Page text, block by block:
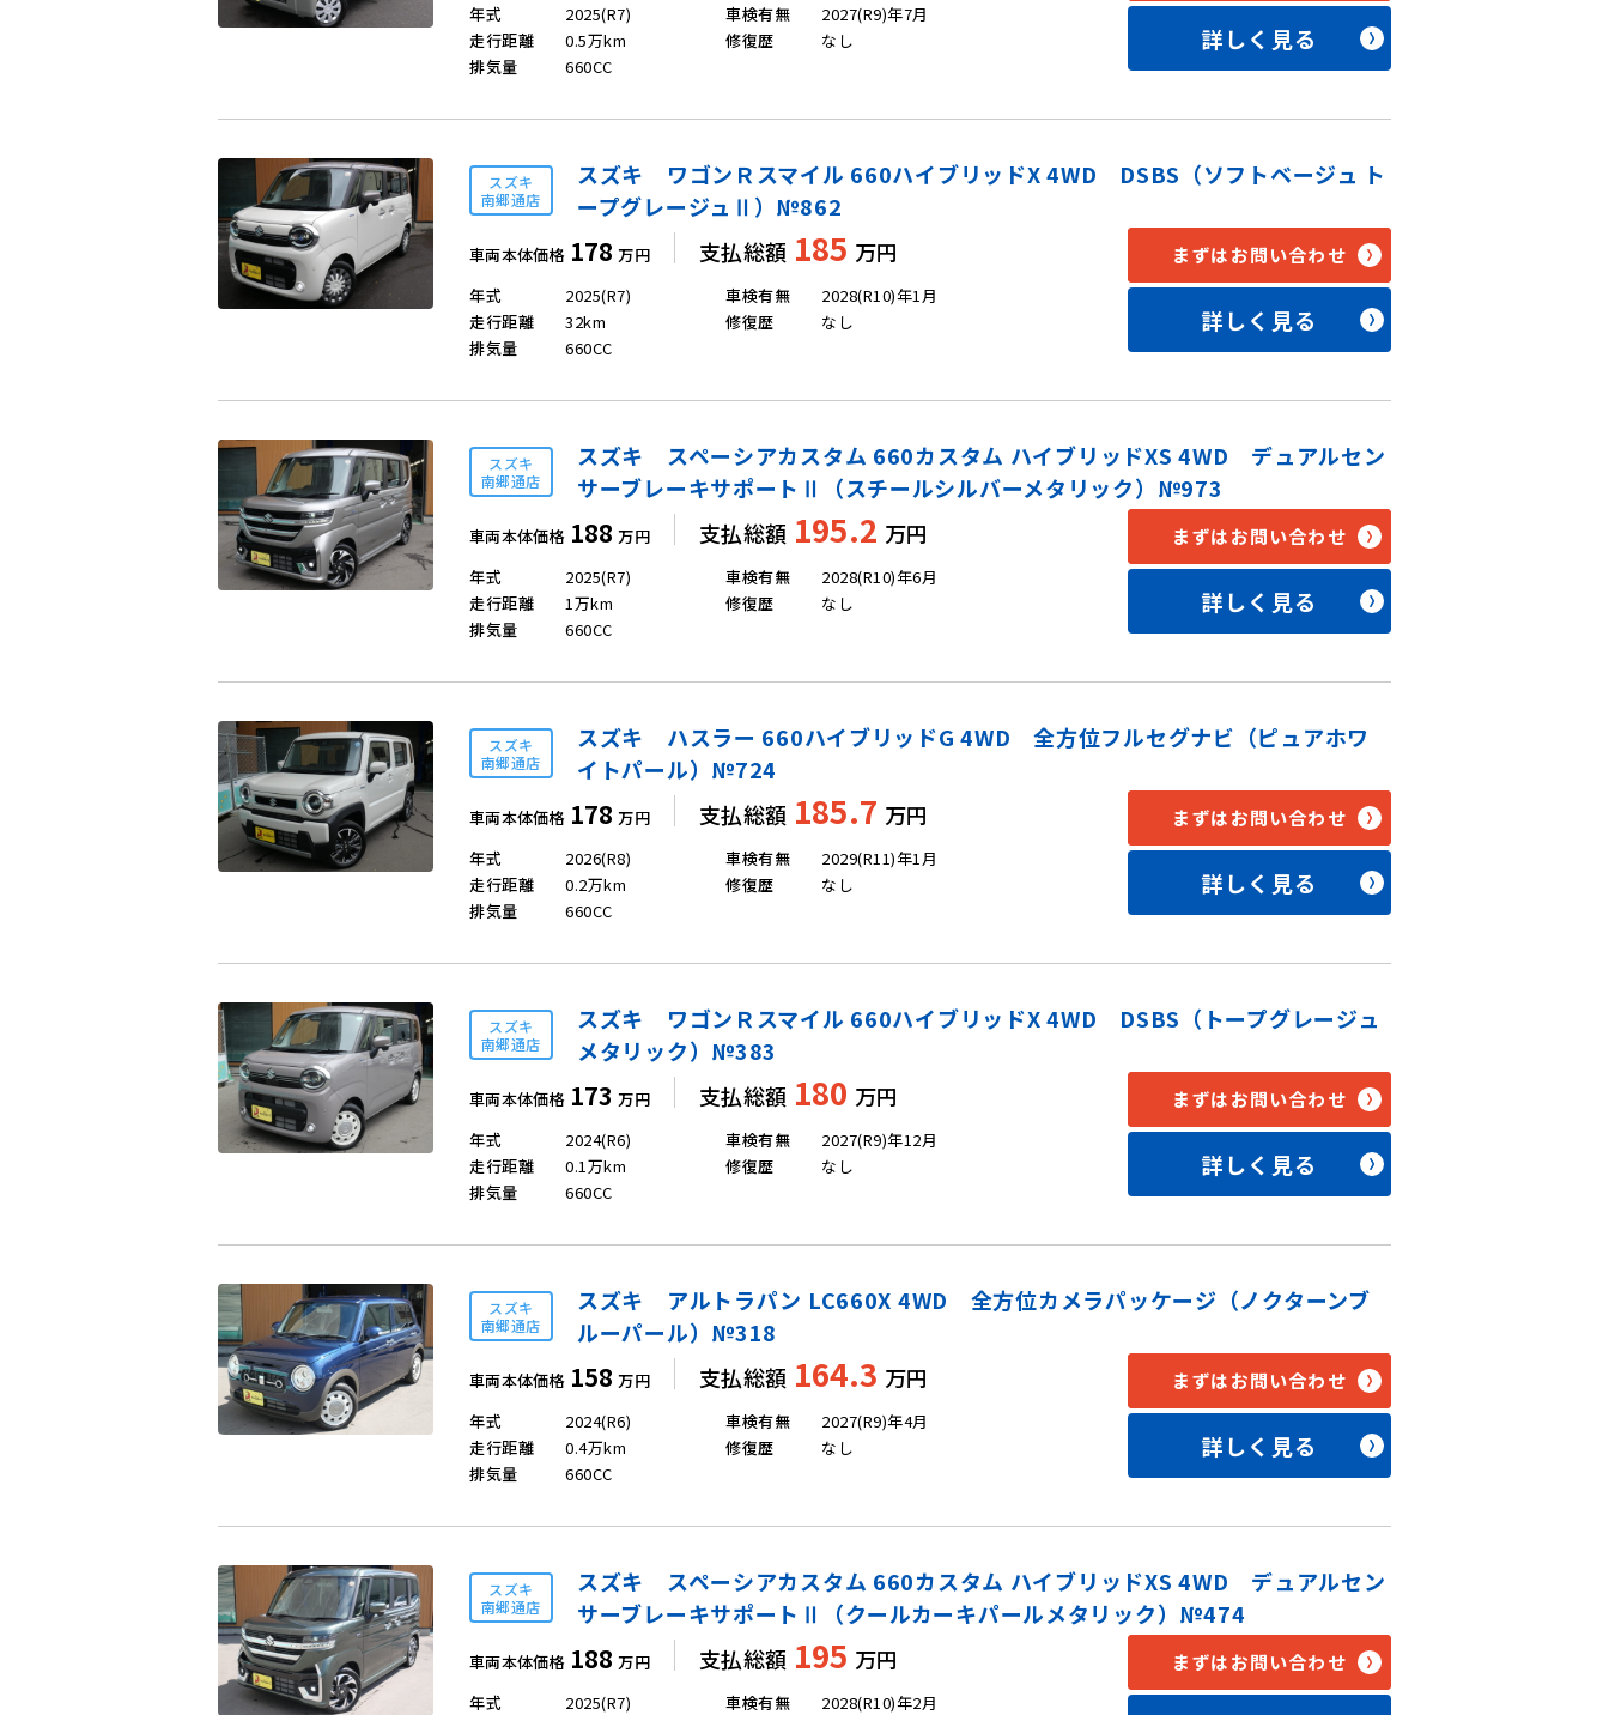
年式
2025(R7)
走行距離
0.5万km
排気量
660CC
車検有無
2027(R9)年7月
修復歴
なし 詳しく見る
スズキ
南郷通店
スズキ ワゴンＲスマイル 660ハイブリッドX 4WD DSBS（ソフトベージュ ト
ープグレージュⅡ）№862
車両本体価格 178 万円 支払総額 185 万円
年式
2025(R7)
走行距離
32km
排気量
660CC
車検有無
2028(R10)年1月
修復歴
なし
まずはお問い合わせ
詳しく見る
スズキ
南郷通店
スズキ スペーシアカスタム 660カスタム ハイブリッドXS 4WD デュアルセン
サーブレーキサポートⅡ（スチールシルバーメタリック）№973
車両本体価格 188 万円 支払総額 195.2 万円
年式
2025(R7)
走行距離
1万km
排気量
660CC
車検有無
2028(R10)年6月
修復歴
なし
まずはお問い合わせ
詳しく見る
スズキ
南郷通店
スズキ ハスラー 660ハイブリッドG 4WD 全方位フルセグナビ（ピュアホワ
イトパール）№724
車両本体価格 178 万円 支払総額 185.7 万円
年式
2026(R8)
走行距離
0.2万km
排気量
660CC
車検有無
2029(R11)年1月
修復歴
なし
まずはお問い合わせ
詳しく見る
スズキ
南郷通店
スズキ ワゴンＲスマイル 660ハイブリッドX 4WD DSBS（トープグレージュ
メタリック）№383
車両本体価格 173 万円 支払総額 180 万円
年式
2024(R6)
走行距離
0.1万km
排気量
660CC
車検有無
2027(R9)年12月
修復歴
なし
まずはお問い合わせ
詳しく見る
スズキ
南郷通店
スズキ アルトラパン LC660X 4WD 全方位カメラパッケージ（ノクターンブ
ルーパール）№318
車両本体価格 158 万円 支払総額 164.3 万円
年式
2024(R6)
走行距離
0.4万km
排気量
660CC
車検有無
2027(R9)年4月
修復歴
なし
まずはお問い合わせ
詳しく見る
スズキ
南郷通店
スズキ スペーシアカスタム 660カスタム ハイブリッドXS 4WD デュアルセン
サーブレーキサポートⅡ（クールカーキパールメタリック）№474
車両本体価格 188 万円 支払総額 195 万円
年式
2025(R7)
車検有無
2028(R10)年2月
まずはお問い合わせ